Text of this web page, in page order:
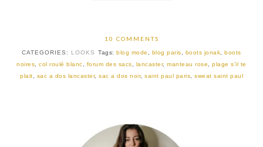
10 COMMENTS
CATEGORIES: LOOKS Tags:blog mode blog paris boots jonak ,boots
noires ,col roulé blanc forum des sacs lancaster,manteau rose ,plage s'il te
plait
sac a dos lancaster, sac a dos noir, saint paul paris sweat saint paul